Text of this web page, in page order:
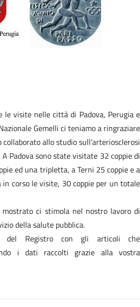
le visite nelle città di Padova, Perugia e
Gemelli ci teniamo a ringraziare
allo studio sull’arteriosclerosi
Padova sono state visitate 32 coppie di
ed una tripletta, a Terni 25 coppie e a
in corso le visite, 30 coppie per un totale
mostrato ci stimola nel nostro lavoro di
della salute pubblica.
del Registro con gli articoli che
i dati raccolti grazie alla vostra